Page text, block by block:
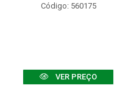
Código: 560175
VER PREÇO